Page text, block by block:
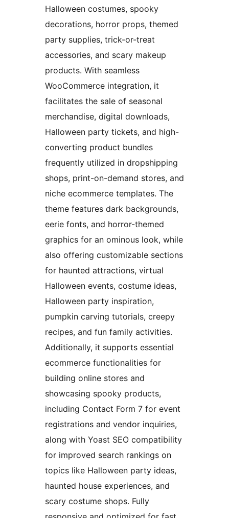
Halloween costumes, spooky
decorations, horror props, themed
party supplies, trick-or-treat
accessories, and scary makeup
products. With seamless
WooCommerce integration, it
facilitates the sale of seasonal
merchandise, digital downloads,
Halloween party tickets, and high-
converting product bundles
frequently utilized in dropshipping
shops, print-on-demand stores, and
niche ecommerce templates. The
theme features dark backgrounds,
eerie fonts, and horror-themed
graphics for an ominous look, while
also offering customizable sections
for haunted attractions, virtual
Halloween events, costume ideas,
Halloween party inspiration,
pumpkin carving tutorials, creepy
recipes, and fun family activities.
Additionally, it supports essential
ecommerce functionalities for
building online stores and
showcasing spooky products,
including Contact Form 7 for event
registrations and vendor inquiries,
along with Yoast SEO compatibility
for improved search rankings on
topics like Halloween party ideas,
haunted house experiences, and
scary costume shops. Fully